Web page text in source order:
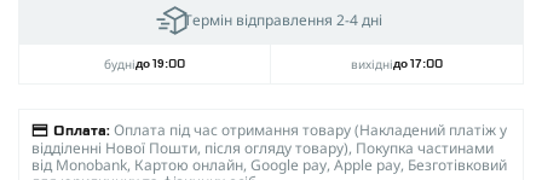
Термін відправлення 2-4 дні
буднідо 19:00 вихіднідо 17:00
Оплата: Оплата під час отримання товару (Накладений платіж у
відділенні Нової Пошти, після огляду товару), Покупка частинами
від Monobank, Картою онлайн, Google pay, Apple pay, Безготівковий